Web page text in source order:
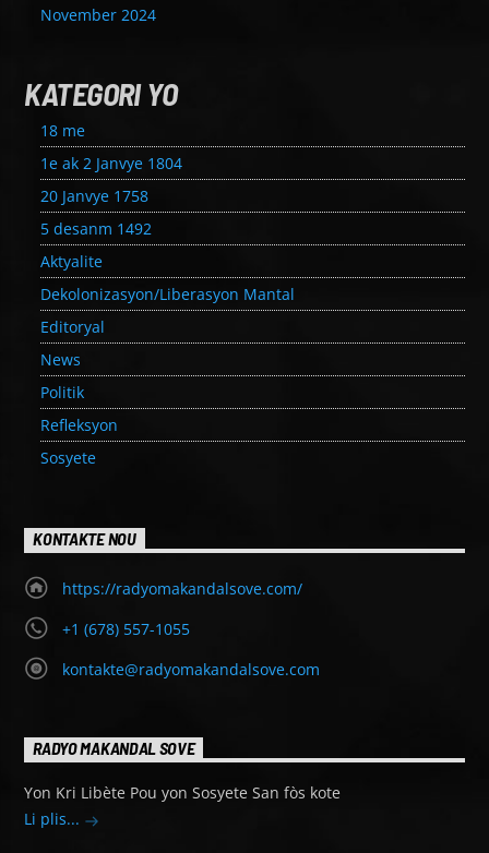
November 2024
KATEGORI YO
18 me
1e ak 2 Janvye 1804
20 Janvye 1758
5 desanm 1492
Aktyalite
Dekolonizasyon/Liberasyon Mantal
Editoryal
News
Politik
Refleksyon
Sosyete
KONTAKTE NOU
https://radyomakandalsove.com/
+1 (678) 557-1055
kontakte@radyomakandalsove.com
RADYO MAKANDAL SOVE
Yon Kri Libète Pou yon Sosyete San fòs kote
Li plis...